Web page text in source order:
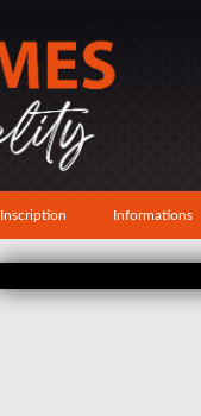
Inscription Informations